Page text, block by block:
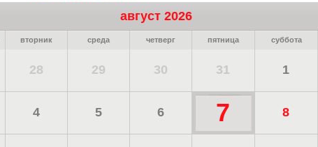
август 2026
вторник среда четверг пятница суббота
28 29 30 31 1
4 5 6 7 8